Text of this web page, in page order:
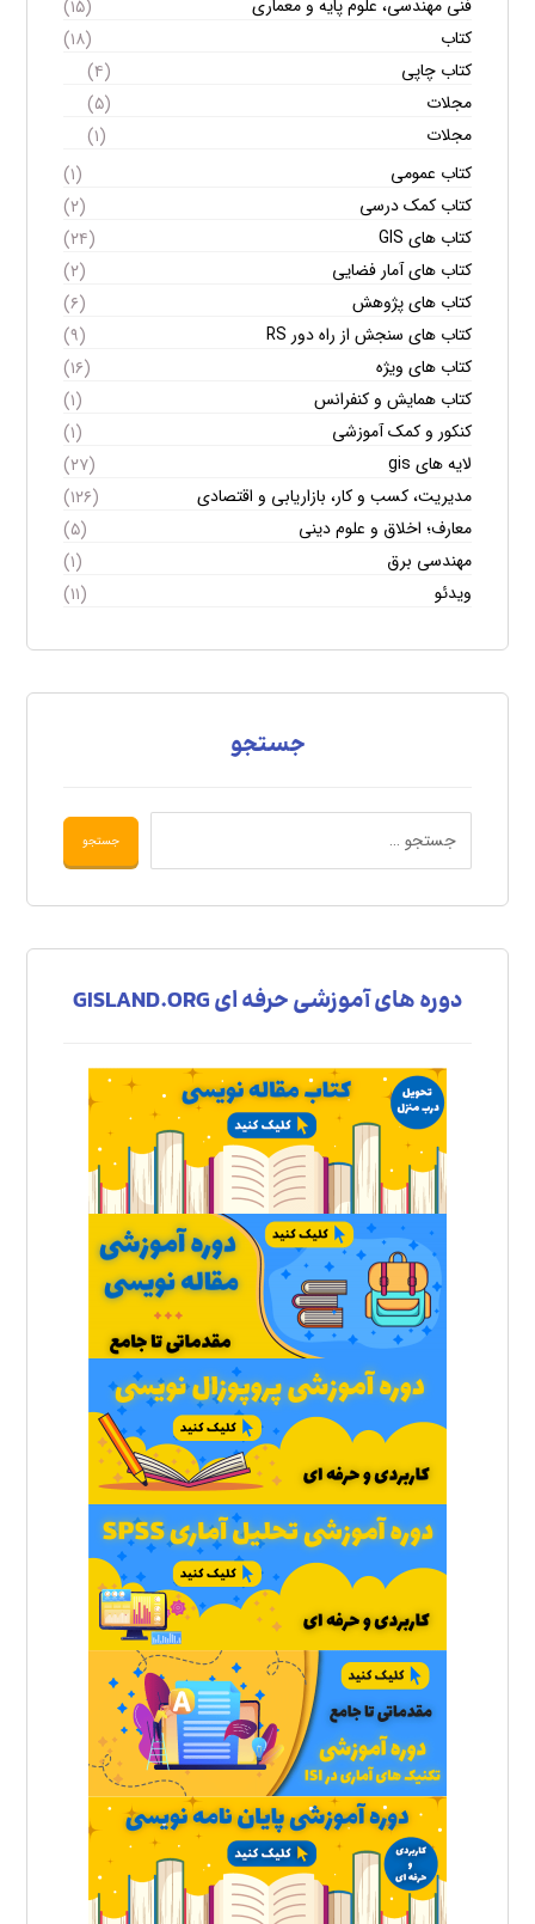
فنی مهندسی، علوم پایه و معماری
(۱۵)
کتاب
(۱۸)
کتاب چاپی
(۴)
مجلات
(۵)
مجلات
(۱)
کتاب عمومی
(۱)
کتاب کمک درسی
(۲)
کتاب های GIS
(۲۴)
کتاب های آمار فضایی
(۲)
کتاب های پژوهش
(۶)
کتاب های سنجش از راه دور RS
(۹)
کتاب های ویژه
(۱۶)
کتاب همایش و کنفرانس
(۱)
کنکور و کمک آموزشی
(۱)
لایه های gis
(۲۷)
مدیریت، کسب و کار، بازاریابی و اقتصادی
(۱۲۶)
معارف؛ اخلاق و علوم دینی
(۵)
مهندسی برق
(۱)
ویدئو
(۱۱)
جستجو
دوره های آموزشی حرفه ای GISLAND.ORG